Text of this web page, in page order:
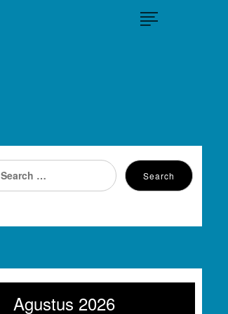
Search
Agustus 2026